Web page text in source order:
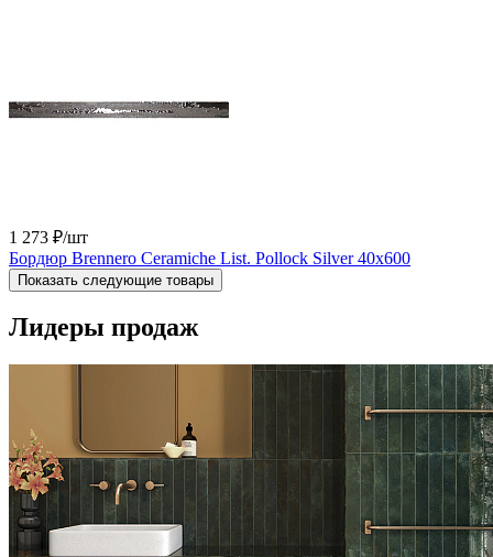
1 273 ₽/шт
Бордюр Brennero Ceramiche List. Pollock Silver 40x600
Показать следующие товары
Лидеры продаж